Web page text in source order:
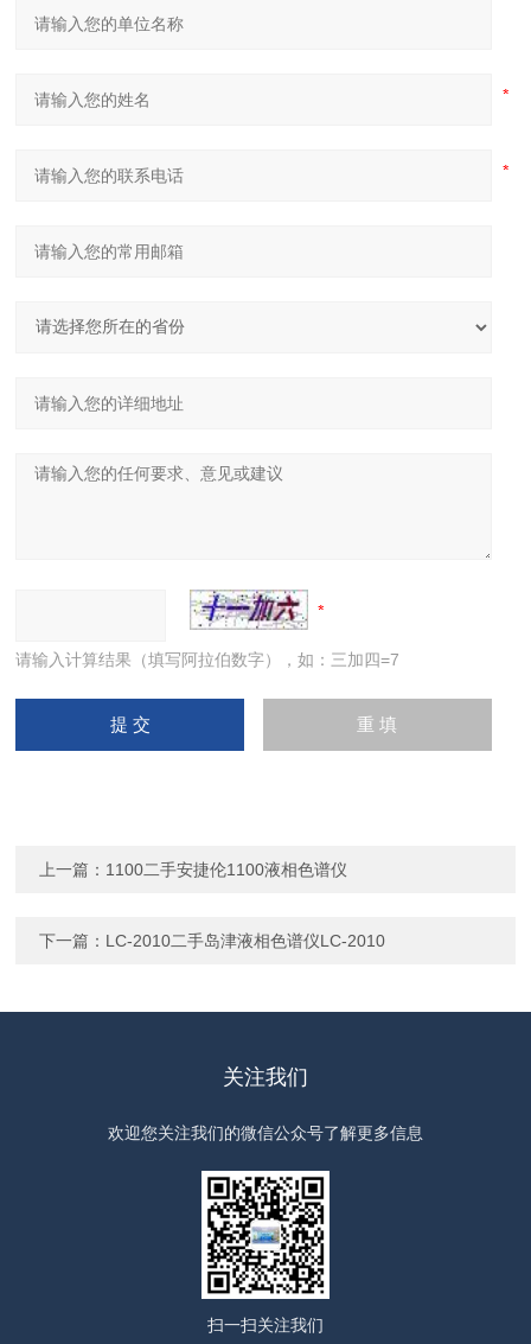
请输入计算结果（填写阿拉伯数字），如：三加四=7
上一篇： 1100二手安捷伦1100液相色谱仪
下一篇： LC-2010二手岛津液相色谱仪LC-2010
关注我们
欢迎您关注我们的微信公众号了解更多信息
扫一扫关注我们